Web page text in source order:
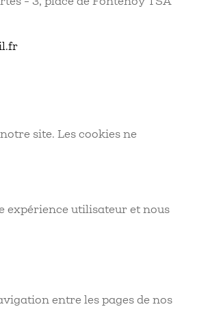
site. Les cookies ne
expérience utilisateur et nous
entre les pages de nos